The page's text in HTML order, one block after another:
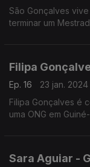
São Gonçalves
terminar um
Filipa
Ep. 16
23 jan. 2024
Filipa Gonçalves é
uma ONG em
Sara Aguiar -